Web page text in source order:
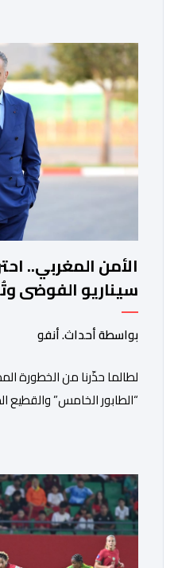
الزاولي بالدار البيضاء، برسم
مريم نياجو الهدف الوحيد […]
الأمن المغربي..
سيناريو الفوضى
أزمة سبتة
بواسطة أحداث. أنفو
لطالما حذّرنا من الخطورة
“الطابور الخامس”
الصحفي ومقتضيات القانون
لفقر وهشاشة بعض
لخدمة أجندات التهييج وضرر
وائل الريفي” هذا الأحد